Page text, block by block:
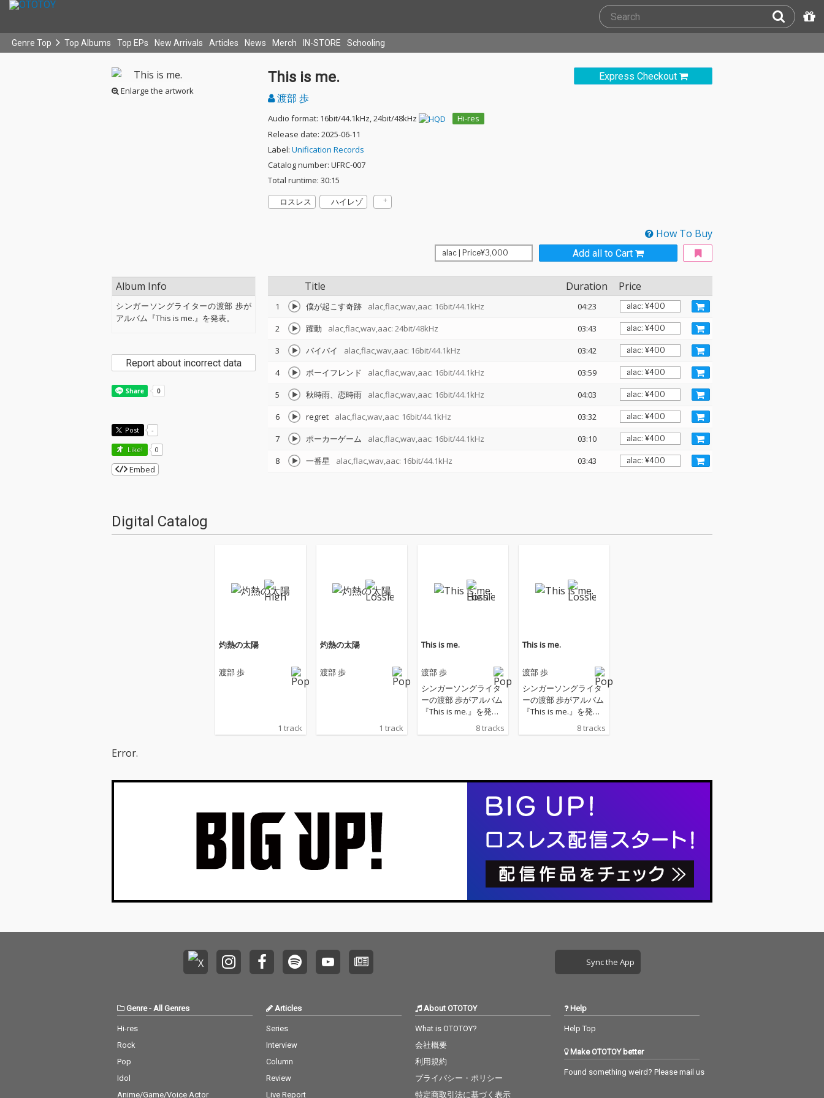
Genre Top Top Albums Top EPs New Arrivals Articles News Merch IN-STORE Schooling
Enlarge the artwork
Express Checkout
This is me.
渡部 歩
Audio format: 16bit/44.1kHz, 24bit/48kHz
Hi-res
Release date: 2025-06-11
Label: Unification Records
Catalog number: UFRC-007
Total runtime: 30:15
ロスレス
ハイレゾ
How To Buy
Add all to Cart
Title Duration Price
1 僕が起こす奇跡 alac,flac,wav,aac: 16bit/44.1kHz
04:23
2
躍動 alac,flac,wav,aac: 24bit/48kHz
03:43
3
バイバイ alac,flac,wav,aac: 16bit/44.1kHz
03:42
4
ボーイフレンド alac,flac,wav,aac: 16bit/44.1kHz
03:59
5
秋時雨、恋時雨 alac,flac,wav,aac: 16bit/44.1kHz
04:03
6
regret alac,flac,wav,aac: 16bit/44.1kHz
03:32
7
ポーカーゲーム alac,flac,wav,aac: 16bit/44.1kHz
03:10
8
一番星 alac,flac,wav,aac: 16bit/44.1kHz 03:43
Album Info
シンガーソングライターの渡部 歩が
アルバム『This is me.』を発表。
Report about incorrect data
Post -
Like! 0
Embed
Digital Catalog
灼熱の太陽
渡部 歩
1 track
灼熱の太陽
渡部 歩
1 track
This is me.
渡部 歩
シンガーソングライタ
ーの渡部 歩がアルバム
『This is me.』を発
8 tracks
This is me.
渡部 歩
シンガーソングライタ
ーの渡部 歩がアルバム
『This is me.』を発
8 tracks
Error.
Sync the App
Genre- All Genres
Hi-res
Rock
Pop
Idol
Anime/Game/Voice Actor
Articles
Series
Interview
Column
Review
Live Report
About OTOTOY
What is OTOTOY?
会社概要
利用規約
プライバシー・ポリシー
特定商取引法に基づく表示
Help
Help Top
Make OTOTOY better
Found something weird? Please mail us